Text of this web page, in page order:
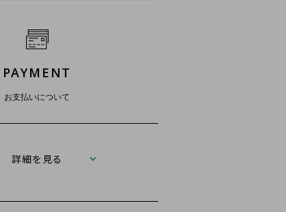
PAYMENT
お支払いについて
詳細を見る